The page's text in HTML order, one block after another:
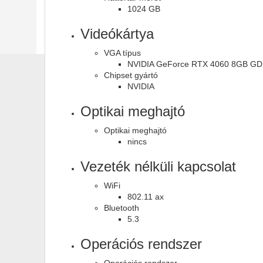
1024 GB
Videókártya
VGA típus
NVIDIA GeForce RTX 4060 8GB
Chipset gyártó
NVIDIA
Optikai meghajtó
Optikai meghajtó
nincs
Vezeték nélküli kapcsolat
WiFi
802.11 ax
Bluetooth
5.3
Operációs rendszer